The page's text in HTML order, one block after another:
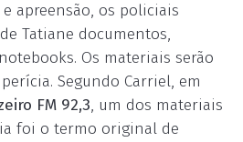
apreensão, os policiais
Tatiane documentos,
Os materiais serão
Segundo Carriel, em
FM 92,3, um dos materiais
foi o termo original de